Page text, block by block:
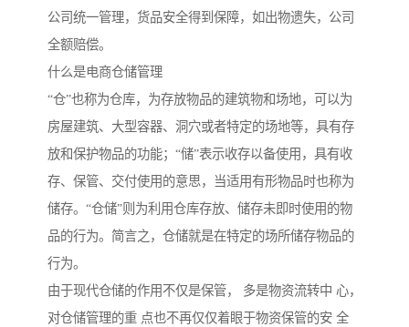
公司统一管理，货品安全得到保障，如出物遗失，公司
全额赔偿。
什么是电商仓储管理
“仓”也称为仓库，为存放物品的建筑物和场地，可以为
房屋建筑、大型容器、洞穴或者特定的场地等，具有存
放和保护物品的功能；“储”表示收存以备使用，具有收
存、保管、交付使用的意思，当适用有形物品时也称为
储存。“仓储”则为利用仓库存放、储存未即时使用的物
品的行为。简言之，仓储就是在特定的场所储存物品的
行为。
由于现代仓储的作用不仅是保管， 多是物资流转中 心，
对仓储管理的重 点也不再仅仅着眼于物资保管的安 全